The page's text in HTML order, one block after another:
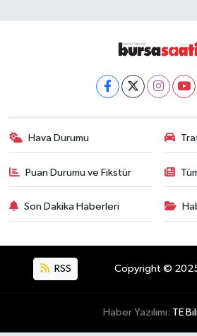
Hava Durumu
Puan Durumu ve Fikstür
Son Dakika Haberleri
RSS Copyright © 2025.
Haber Yazılımı: TE